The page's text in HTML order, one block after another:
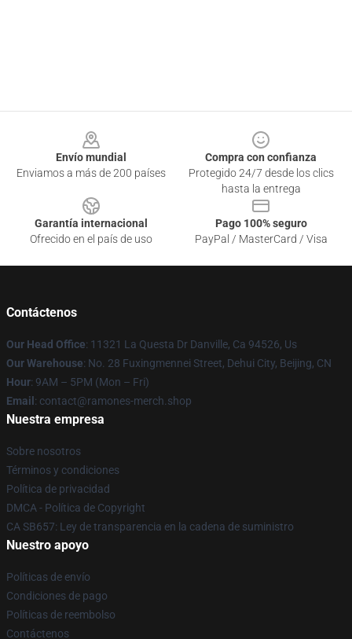
Envío mundial
Enviamos a más de 200 países
Compra con confianza
Protegido 24/7 desde los clics
hasta la entrega
Garantía internacional
Ofrecido en el país de uso
Pago 100% seguro
PayPal / MasterCard / Visa
Contáctenos
Our Head Office: 11321 La Questa Dr Danville, Ca 94526, Us
Our Warehouse: No. 28 Fuxingmennei Street, Dehui City, Beijing, CN
Hour: 9AM – 5PM (Mon – Fri)
Email : contact@ramones-merch.shop
Nuestra empresa
Sobre nosotros
Términos y condiciones
Política de privacidad
DMCA - Política de Copyright
CA SB657: Ley de transparencia en la cadena de suministro
Nuestro apoyo
Políticas de envío
Condiciones de pago
Políticas de reembolso
Contáctenos